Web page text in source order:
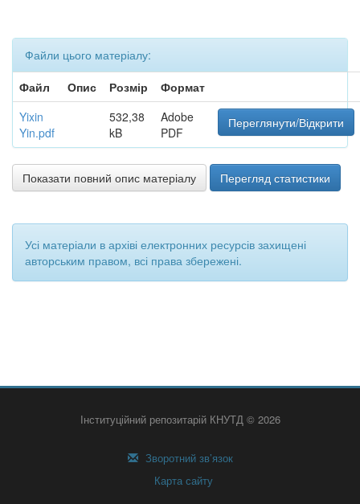
Файли цього матеріалу:
Файл
Опис Розмір
Формат
Yixin
Yin.pdf
532,38
kB
Adobe
PDF
Переглянути/Відкрити
Показати повний опис матеріалу Перегляд статистики
Усі матеріали в архіві електронних ресурсів захищені
авторським правом, всі права збережені.
Інституційний репозитарій КНУТД © 2026
Зворотний зв’язок
Карта сайту